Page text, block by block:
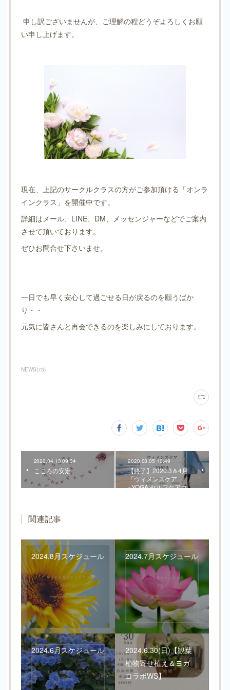
申し訳ございませんが、ご理解の程どうぞよろしくお願
い申し上げます。
現在、上記のサークルクラスの方がご参加頂ける「オンラ
インクラス」を開催中です。
詳細はメール、LINE、DM、メッセンジャーなどでご案内
させて頂いております。
ぜひお問合せ下さいませ。
一日でも早く安心して過ごせる日が戻るのを願うばか
り・・
元気に皆さんと再会できるのを楽しみにしております。
NEWS(73)
2020.04.13 09:34
こころの安定
2020.03.05 10:49
【終了】2020.3＆4月
「ウィメンズケア
×YOGA セルフケアコ…
関連記事
2024.8月スケジュール 2024.7月スケジュール
2024.6月スケジュール
2024.6.30(日)【観葉
植物寄せ植え＆ヨガ
コラボWS】